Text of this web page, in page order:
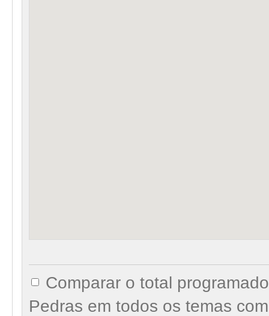
Comparar o total
Pedras em todos os temas